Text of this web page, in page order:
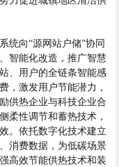
统向“源网站户储”协同
智能化改造，推广智慧
、用户的全链条智能感
，激发用户节能潜力，
供热企业与科技企业合
柔性调节和蓄热技术，
。依托数字化技术建立
消费数据，为低碳场景
高效节能供热技术和装